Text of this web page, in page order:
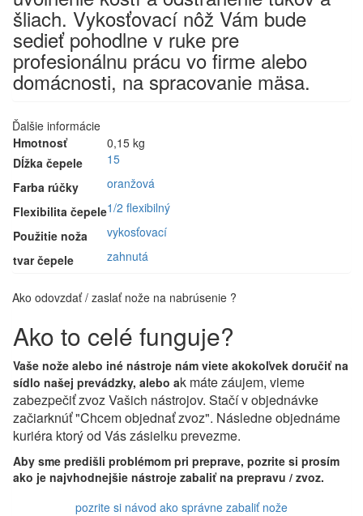
15
šliach. Vykosťovací nôž Vám bude
sedieť pohodlne v ruke pre
profesionálnu prácu vo firme alebo
domácnosti, na spracovanie mäsa.
Ďalšie informácie
Hmotnosť
0,15 kg
Dĺžka čepele
15
Farba rúčky
oranžová
Flexibilita čepele1/2 flexibilný
Použitie noža
vykosťovací
tvar čepele
zahnutá
Ako odovzdať / zaslať nože na nabrúsenie ?
Ako to celé funguje?
Vaše nože alebo iné nástroje nám viete akokoľvek doručiť na
sídlo našej prevádzky, alebo ak máte záujem, vieme
zabezpečiť zvoz Vašich nástrojov. Stačí v objednávke
začiarknúť "Chcem objednať zvoz". Následne objednáme
kuriéra ktorý od Vás zásielku prevezme.
Aby sme predišli problémom pri preprave, pozrite si prosím
ako je najvhodnejšie nástroje zabaliť na prepravu / zvoz.
pozrite si návod ako správne zabaliť nože